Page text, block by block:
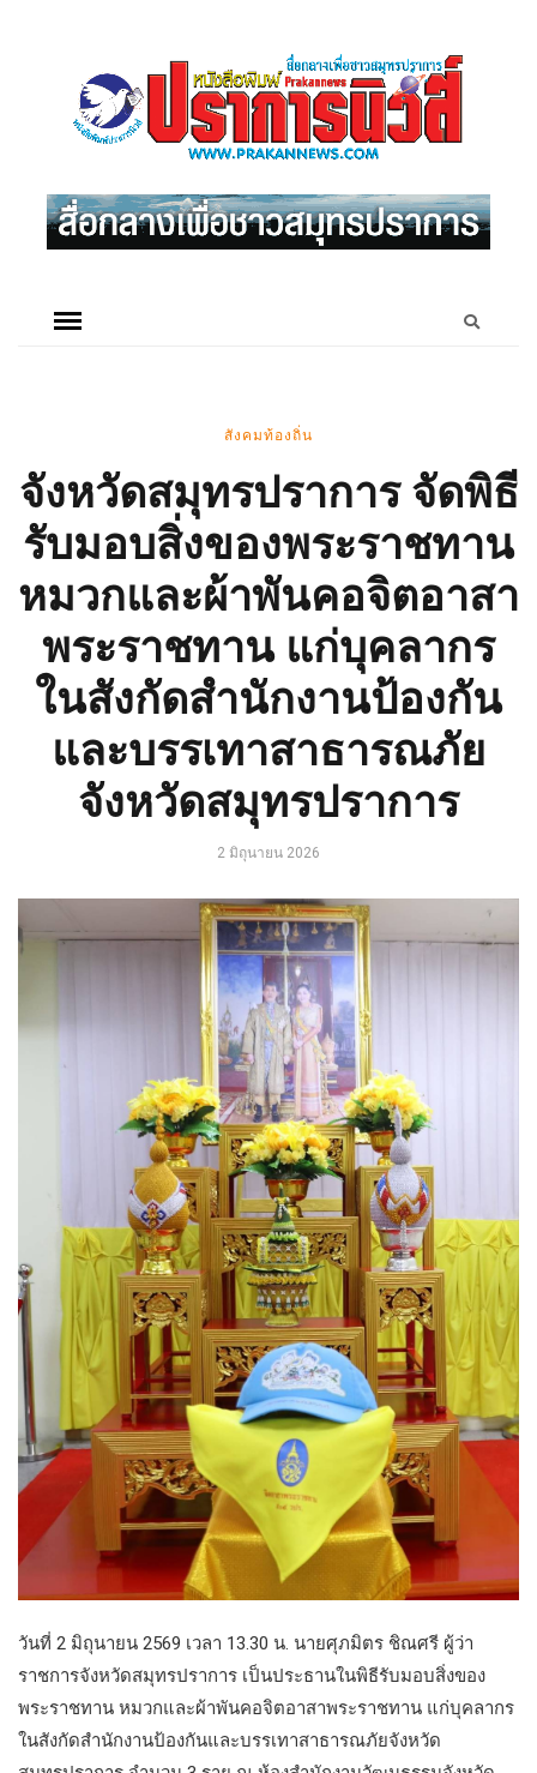
สังคมท้องถิ่น
จังหวัดสมุทรปราการ จัดพิธี
รับมอบสิ่งของพระราชทาน
หมวกและผ้าพันคอจิตอาสา
พระราชทาน แก่บุคลากร
ในสังกัดสำนักงานป้องกัน
และบรรเทาสาธารณภัย
จังหวัดสมุทรปราการ
2 มิถุนายน 2026
วันที่ 2 มิถุนายน 2569 เวลา 13.30 น. นายศุภมิตร ชิณศรี ผู้ว่า
ราชการจังหวัดสมุทรปราการ เป็นประธานในพิธีรับมอบสิ่งของ
พระราชทาน หมวกและผ้าพันคอจิตอาสาพระราชทาน แก่บุคลากร
ในสังกัดสำนักงานป้องกันและบรรเทาสาธารณภัยจังหวัด